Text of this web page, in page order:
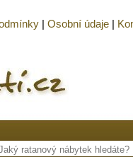
| Osobní údaje |